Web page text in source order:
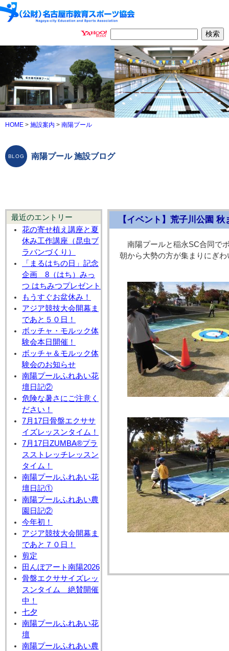
HOME > 施設案内 > 南陽プール
南陽プール 施設ブログ
最近のエントリー
花の寄せ植え講座と夏
休み工作講座（昆虫ブ
ラバンづくり）
「まるはちの日」記念
企画 8（はち）みっ
つ はちみつプレゼント
もうすぐお盆休み！
アジア競技大会開幕ま
であと５０日！
ボッチャ・モルック体
験会本日開催！
ボッチャ＆モルック体
験会のお知らせ
南陽プールふれあい花
壇日記②
危険な暑さにご注意く
ださい！
7月17日骨盤エクササ
イズレッスンタイム！
7月17日ZUMBA®プラ
スストレッチレッスン
タイム！
南陽プールふれあい花
壇日記①
南陽プールふれあい農
園日記②
今年初！
アジア競技大会開幕ま
であと７０日！
剪定
田んぼアート南陽2026
骨盤エクササイズレッ
スンタイム 絶賛開催
中！
七夕
南陽プールふれあい花
壇
南陽プールふれあい農
【イベント】荒子川公園 秋
南陽プールと稲永SC合同で
朝から大勢の方が集まりにぎ